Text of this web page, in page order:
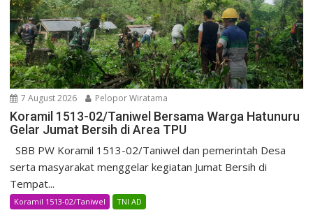
7 August 2026 Pelopor Wiratama
Koramil 1513-02/Taniwel Bersama Warga Hatunuru
Gelar Jumat Bersih di Area TPU
SBB PW Koramil 1513-02/Taniwel dan pemerintah Desa
serta masyarakat menggelar kegiatan Jumat Bersih di
Tempat...
Koramil 1513-02/Taniwel TNI AD